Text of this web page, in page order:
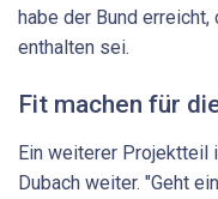
habe der Bund
enthalten sei.
Fit machen für
Ein weiterer Projektteil
Dubach weiter. "Geht